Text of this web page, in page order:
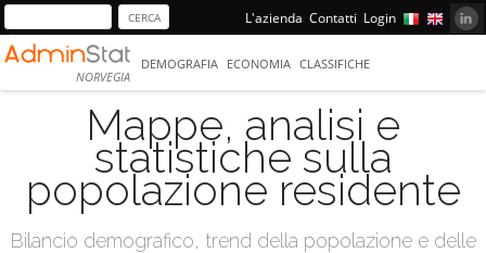
L'azienda Contatti Login
NORVEGIA
DEMOGRAFIA ECONOMIA CLASSIFICHE
Mappe, analisi e
statistiche sulla
popolazione residente
Bilancio demografico, trend della popolazione e delle